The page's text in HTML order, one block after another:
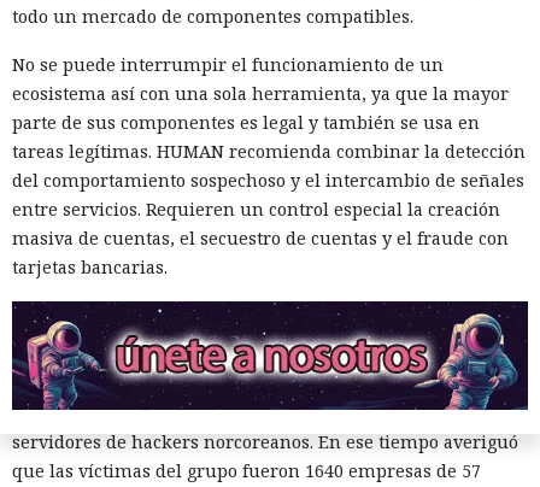
todo un mercado de componentes compatibles.
No se puede interrumpir el funcionamiento de un
ecosistema así con una sola herramienta, ya que la mayor
parte de sus componentes es legal y también se usa en
tareas legítimas. HUMAN recomienda combinar la detección
del comportamiento sospechoso y el intercambio de señales
entre servicios. Requieren un control especial la creación
masiva de cuentas, el secuestro de cuentas y el fraude con
tarjetas bancarias.
A veces la única manera de valorar de verdad la magnitud
de la amenaza es infiltrarse en el territorio del adversario;
eso fue lo que hizo el investigador griego Vangelis Stikas,
que durante casi dos años estudió desde dentro los
servidores de hackers norcoreanos. En ese tiempo averiguó
que las víctimas del grupo fueron 1640 empresas de 57